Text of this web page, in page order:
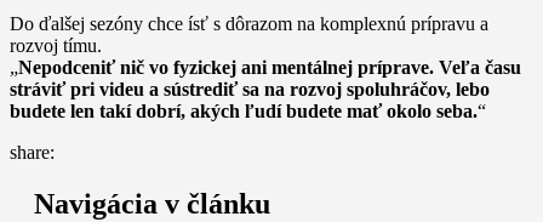
Do ďalšej sezóny chce ísť s dôrazom na komplexnú prípravu a
rozvoj tímu.
„Nepodceniť nič vo fyzickej ani mentálnej príprave. Veľa času
stráviť pri videu a sústrediť sa na rozvoj spoluhráčov, lebo
budete len takí dobrí, akých ľudí budete mať okolo seba.“
share:
Navigácia v článku